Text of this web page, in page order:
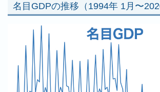
名目GDPの推移（1994年 1月〜